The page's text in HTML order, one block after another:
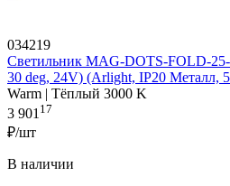
034219
Светильник MAG-DOTS-FOLD-
30 deg, 24V) (Arlight, IP20 Металл,
Warm | Тёплый 3000 K
3 901 17
₽/шт
В наличии